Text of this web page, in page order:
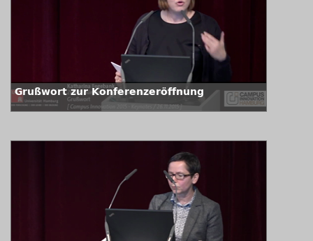
Grußwort zur Konferenzeröffnung